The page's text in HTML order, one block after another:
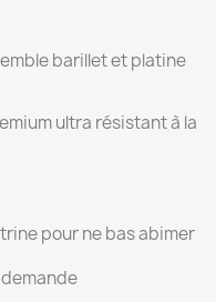
barillet et platine
ultra résistant à la
pour ne bas abimer